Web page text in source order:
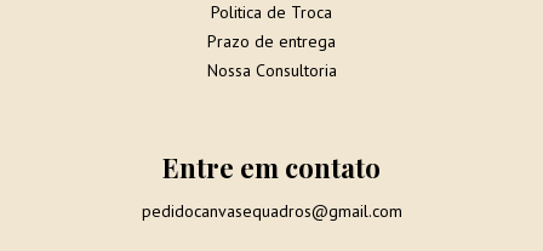
Politica de Troca
Prazo de entrega
Nossa Consultoria
Entre em contato
pedidocanvasequadros@gmail.com